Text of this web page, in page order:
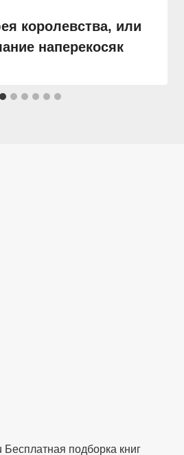
королевства, или
наперекосяк
подборка книг